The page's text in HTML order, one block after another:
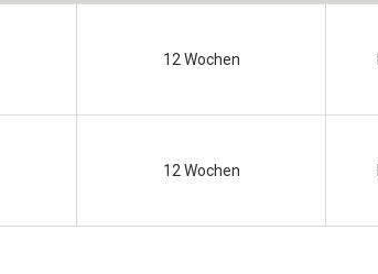
12 Wochen
12 Wochen